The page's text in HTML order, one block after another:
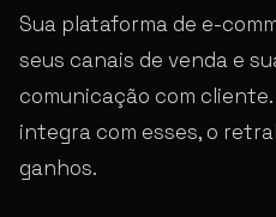
Sua plataforma de e-
seus canais de venda e
comunicação com
integra com esses, o
ganhos.